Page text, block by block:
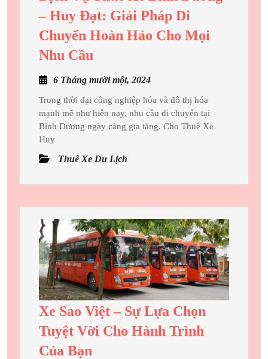
– Huy Đạt: Giải Pháp Di
Chuyển Hoàn Hảo Cho Mọi
Nhu Cầu
Thuê
Xe
Bình
Dương
–
Huy
Đạt:
Giải
Pháp
Di
Chuyển
Hoàn
Hảo
Cho
Mọi
Nhu
6 Tháng mười một, 20246
mười
một,
Trong thời đại công nghiệp hóa và đô thị hóa
mạnh mẽ như hiện nay, nhu cầu di chuyển tại
Bình Dương ngày càng gia tăng. Cho Thuê Xe
Huy
Thuê Xe Du Lịch
Xe Sao Việt – Sự Lựa Chọn
Tuyệt Vời Cho Hành Trình
Của Bạn